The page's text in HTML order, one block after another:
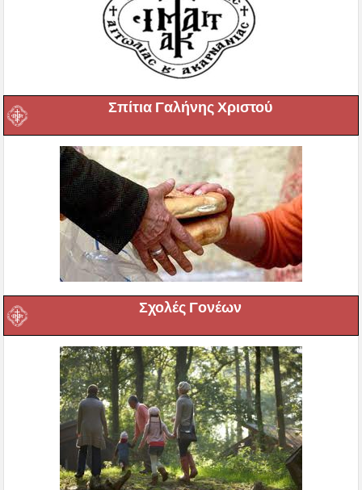
Σπίτια Γαλήνης Χριστού
Σχολές Γονέων